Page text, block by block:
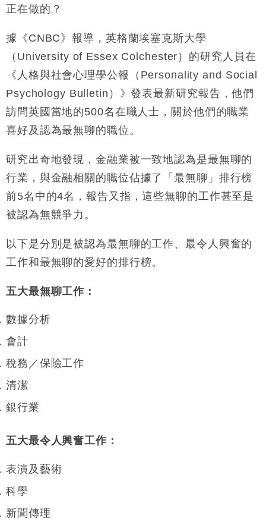
差達1125億美元
12:44
財經｜日本春季三度入市撐日圓 4月單日斥6.28萬億
日圓干預創新高
11:12
國際｜特朗普料美伊戰事快結束 承認部分彈藥庫存緊
張
15:59
財經｜SA售股自救後再出手 斥4億美元押注未上市公
司
正在做的？
據《CNBC》報導，英格蘭埃塞克斯大學
（University of Essex Colchester）的研究人員在
《人格與社會心理學公報（Personality and Social
Psychology Bulletin）》發表最新研究報告，他們
訪問英國當地的500名在職人士，關於他們的職業
喜好及認為最無聊的職位。
研究出奇地發現，金融業被一致地認為是最無聊的
行業，與金融相關的職位佔據了「最無聊」排行榜
前5名中的4名，報告又指，這些無聊的工作甚至是
被認為無競爭力。
以下是分別是被認為最無聊的工作、最令人興奮的
工作和最無聊的愛好的排行榜。
五大最無聊工作：
數據分析
會計
稅務／保險工作
清潔
銀行業
五大最令人興奮工作：
表演及藝術
科學
新聞傳理